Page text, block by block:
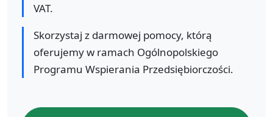
VAT.
Skorzystaj z darmowej pomocy, którą
oferujemy w ramach Ogólnopolskiego
Programu Wspierania Przedsiębiorczości.